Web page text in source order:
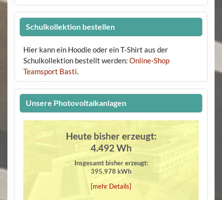
Schulkollektion bestellen
Hier kann ein Hoodie oder ein T-Shirt aus der
Schulkollektion bestellt werden: Online-Shop
Teamsport Basti.
Unsere Photovoltaikanlagen
Heute bisher erzeugt:
4.492 Wh
Insgesamt bisher erzeugt:
395.978 kWh
[mehr Details]